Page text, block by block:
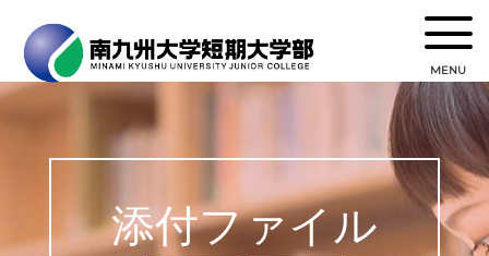
MENU
添付ファイル